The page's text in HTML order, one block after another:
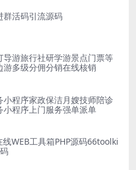
群活码引流源码
导游旅行社研学游景点门票等
多级分佣分销在线核销
小程序家政保洁月嫂技师陪诊
小程序上门服务强单派单
WEB工具箱PHP源码66toolki